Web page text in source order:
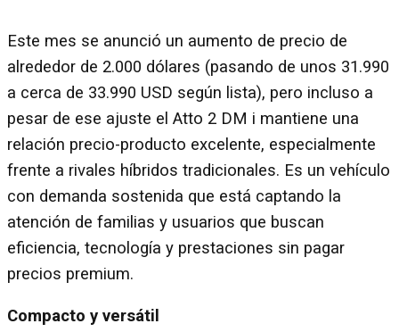
Este mes se anunció un aumento de precio de
alrededor de 2.000 dólares (pasando de unos 31.990
a cerca de 33.990 USD según lista), pero incluso a
pesar de ese ajuste el Atto 2 DM i mantiene una
relación precio-producto excelente, especialmente
frente a rivales híbridos tradicionales. Es un vehículo
con demanda sostenida que está captando la
atención de familias y usuarios que buscan
eficiencia, tecnología y prestaciones sin pagar
precios premium.
Compacto y versátil